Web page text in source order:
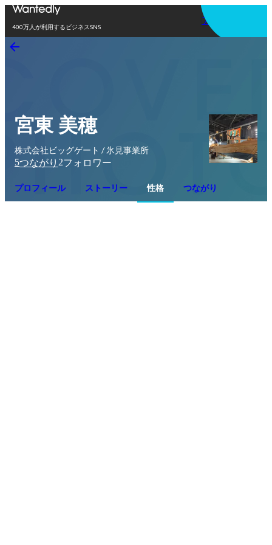
400万人が利用するビジネスSNS
アプリを使う
宮東 美穂
株式会社ビッグゲート / 氷見事業所
5つながり 2フォロワー
プロフィール ストーリー 性格 つながり